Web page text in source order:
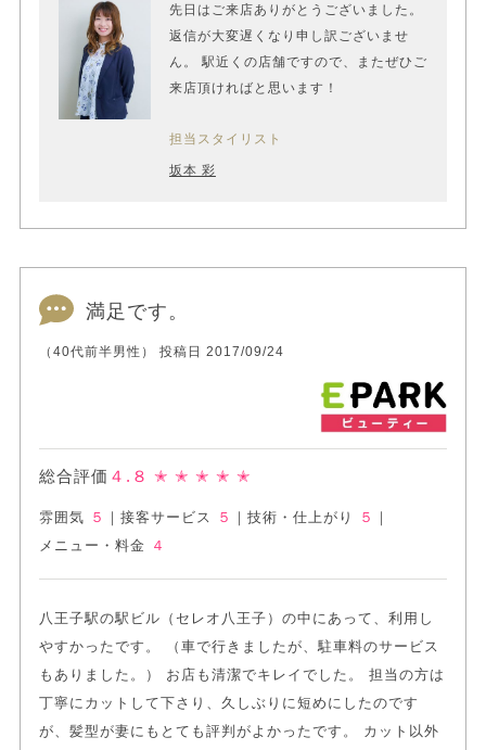
先日はご来店ありがとうございました。
返信が大変遅くなり申し訳ございませ
ん。 駅近くの店舗ですので、またぜひご
来店頂ければと思います！
担当スタイリスト
坂本 彩
満足です。
（40代前半男性） 投稿日 2017/09/24
総合評価 ４.８ ✭ ✭ ✭ ✭ ✭
雰囲気 ５ ｜接客サービス ５ ｜技術・仕上がり ５
｜
メニュー・料金
４
八王子駅の駅ビル（セレオ八王子）の中にあって、利用し
やすかったです。 （車で行きましたが、駐車料のサービス
もありました。） お店も清潔でキレイでした。 担当の方は
丁寧にカットして下さり、久しぶりに短めにしたのです
が、髪型が妻にもとても評判がよかったです。 カット以外